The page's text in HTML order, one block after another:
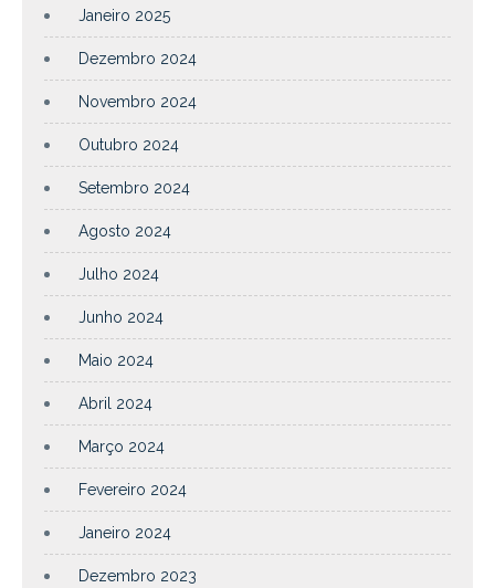
Janeiro 2025
Dezembro 2024
Novembro 2024
Outubro 2024
Setembro 2024
Agosto 2024
Julho 2024
Junho 2024
Maio 2024
Abril 2024
Março 2024
Fevereiro 2024
Janeiro 2024
Dezembro 2023